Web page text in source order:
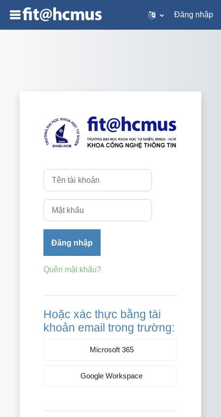
Đăng nhập
Đăng nhập vào
Tên tài khoản
Mật khẩu
Đăng nhập
Quên mật khẩu?
Hoặc xác thực bằng tài
khoản email trong trường:
Microsoft 365
Google Workspace